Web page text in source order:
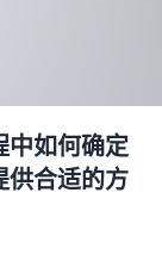
中如何确定
供合适的方